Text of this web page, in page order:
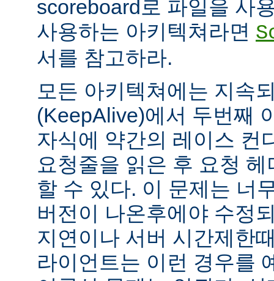
scoreboard로 파일을 사
사용하는 아키텍쳐라면
서를 참고하라.
모든 아키텍쳐에는 지속
(KeepAlive)에서 두번째
자식에 약간의 레이스 컨
요청줄을 읽은 후 요청
할 수 있다. 이 문제는 너
버전이 나온후에야 수정
지연이나 서버 시간제한
라이언트는 이런 경우를